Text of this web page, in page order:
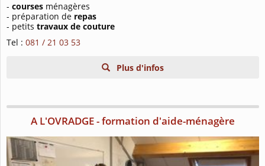
- courses ménagères
- préparation de repas
- petits travaux de couture
Tel : 081 / 21 03 53
Plus d'infos
A L'OVRADGE - formation d'aide-ménagère